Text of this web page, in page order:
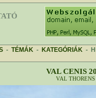
- TÉMÁK - KATEGÓRIÁK -
VAL CENIS
VAL THORENS